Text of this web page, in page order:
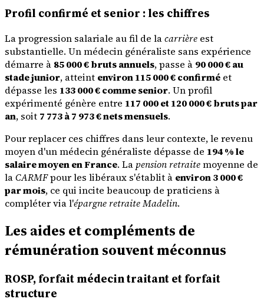
Profil confirmé et senior : les chiffres
La progression salariale au fil de lacarrière est
substantielle. Un médecin généraliste sans expérience
démarre à 85 000 € bruts annuels, passe à 90 000 € au
stade junior, atteint environ 115 000 € confirmé et
dépasse les 133 000 € comme senior. Un profil
expérimenté génère entre 117 000 et 120 000 € bruts par
an, soit 7 773 à 7 973 € nets mensuels.
Pour replacer ces chiffres dans leur contexte, le revenu
moyen d'un médecin généraliste dépasse de 194 % le
salaire moyen en France. La pension retraitemoyenne de
laCARMFpour les libéraux s'établit à environ 3 000 €
par mois, ce qui incite beaucoup de praticiens à
compléter via l'épargne retraite Madelin.
Les aides et compléments de
rémunération souvent méconnus
ROSP, forfait médecin traitant et forfait
structure